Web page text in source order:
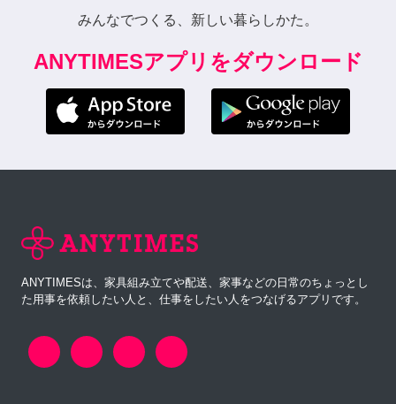
みんなでつくる、新しい暮らしかた。
ANYTIMESアプリをダウンロード
ANYTIMESは、家具組み立てや配送、家事などの日常のちょっとし
た用事を依頼したい人と、仕事をしたい人をつなげるアプリです。